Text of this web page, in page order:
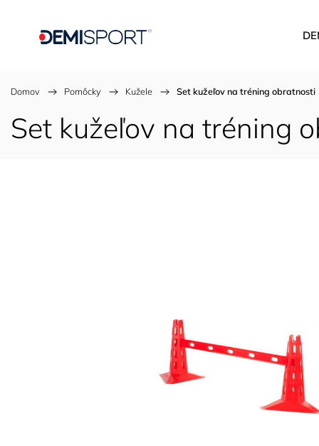
Domov / Pomôcky / Kužele / Set kužeľov na tréning obratnosti
Set kužeľov na tréning